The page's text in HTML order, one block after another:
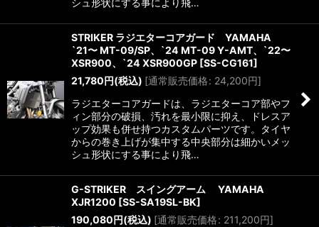
シュ形状にする事により飛…
STRIKER ラジエターコアガード YAMAHA
`21〜 MT-09/SP、`24 MT-09 Y-AMT、`22〜
XSR900、`24 XSR900GP [SS-CG161]
21,780 円(税込) [通常販売価格: 24,200円]
ラジエターコアガードは、ラジエターコア部やフ
ィン部分の破損、汚れを最小限に抑え、ドレスア
ップ効果も併せ持つカスタムパーツです。タイヤ
からの巻き上げが集中する中央部分は細かいメッ
シュ形状にする事により飛…
G-STRIKER スイングアーム YAMAHA
XJR1200 [SS-SA19SL-BK]
190,080 円(税込) [通常販売価格: 211,200円]